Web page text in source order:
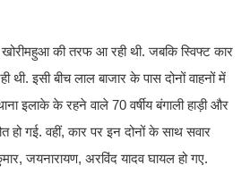
खोरीमहुआ की तरफ आ रही थी. जबकि स्विफ्ट कार
थी. इसी बीच लाल बाजार के पास दोनों वाहनों में
इलाके के रहने वाले 70 वर्षीय बंगाली हाड़ी और
हो गई. वहीं, कार पर इन दोनों के साथ सवार
जयनारायण, अरविंद यादव घायल हो गए.